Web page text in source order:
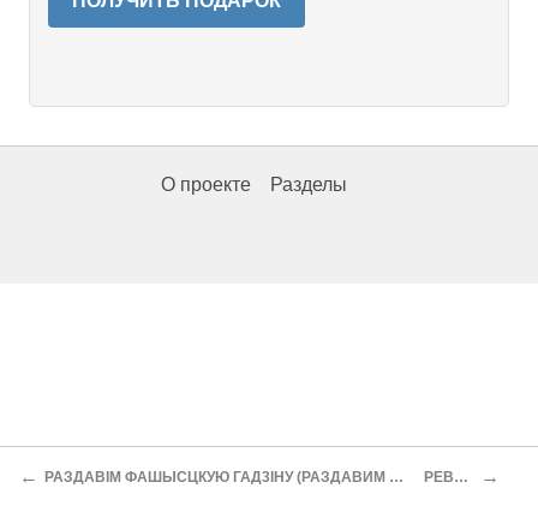
О проекте Разделы
← РАЗДАВIМ ФАШЫСЦКУЮ ГАД3IНУ (РАЗДАВИМ ФАШИСТСКУЮ ГАДИНУ) РЕВИЗОР →